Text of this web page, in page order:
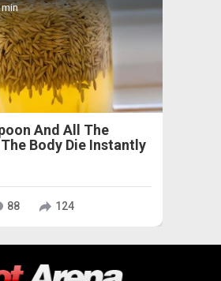
min
And All The
Body Die Instantly
88 124